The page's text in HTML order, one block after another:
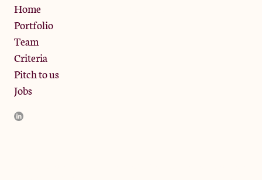
Home
Portfolio
Team
Criteria
Pitch to us
Jobs